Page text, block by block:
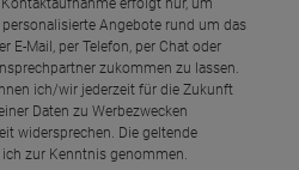
Angebote rund um das
E-Mail, per Telefon, per Chat oder
zukommen zu lassen.
ich/wir jederzeit für die Zukunft
Daten zu Werbezwecken
widersprechen. Die geltende
ich zur Kenntnis genommen.